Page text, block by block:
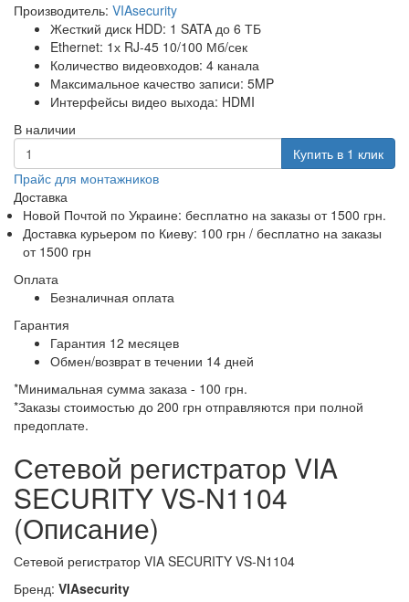
Производитель: VIAsecurity
Жесткий диск HDD: 1 SATA до 6 ТБ
Ethernet: 1х RJ-45 10/100 Мб/сек
Количество видеовходов: 4 канала
Максимальное качество записи: 5MP
Интерфейсы видео выхода: HDMI
В наличии
Купить в 1 клик
Прайс для монтажников
Доставка
Новой Почтой по Украине: бесплатно на заказы от 1500 грн.
Доставка курьером по Киеву: 100 грн / бесплатно на заказы
от 1500 грн
Оплата
Безналичная оплата
Гарантия
Гарантия 12 месяцев
Обмен/возврат в течении 14 дней
*Минимальная сумма заказа - 100 грн.
*Заказы стоимостью до 200 грн отправляются при полной
предоплате.
Сетевой регистратор VIA
SECURITY VS-N1104
(Описание)
Сетевой регистратор VIA SECURITY VS-N1104
Бренд: VIAsecurity